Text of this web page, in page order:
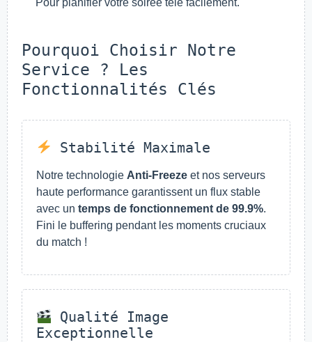
Pourquoi Choisir Notre
Service ? Les
Fonctionnalités Clés
Stabilité Maximale
Notre technologie Anti-Freeze et nos serveurs
haute performance garantissent un flux stable
avec un temps de fonctionnement de 99.9%.
Fini le buffering pendant les moments cruciaux
du match !
Qualité Image
Exceptionnelle